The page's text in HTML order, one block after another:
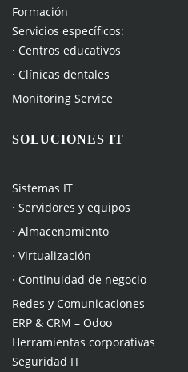
Formación
Servicios específicos:
· Centros educativos
· Clínicas dentales
Monitoring Service
SOLUCIONES IT
Sistemas IT
· Servidores y equipos
· Almacenamiento
· Virtualización
· Continuidad de negocio
Redes y Comunicaciones
ERP & CRM – Odoo
Herramientas corporativas
Seguridad IT